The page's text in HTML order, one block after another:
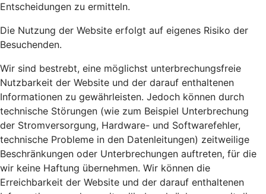
Entscheidungen zu ermitteln.
Die Nutzung der Website erfolgt auf eigenes Risiko der
Besuchenden.
Wir sind bestrebt, eine möglichst unterbrechungsfreie
Nutzbarkeit der Website und der darauf enthaltenen
Informationen zu gewährleisten. Jedoch können durch
technische Störungen (wie zum Beispiel Unterbrechung
der Stromversorgung, Hardware- und Softwarefehler,
technische Probleme in den Datenleitungen) zeitweilige
Beschränkungen oder Unterbrechungen auftreten, für die
wir keine Haftung übernehmen. Wir können die
Erreichbarkeit der Website und der darauf enthaltenen